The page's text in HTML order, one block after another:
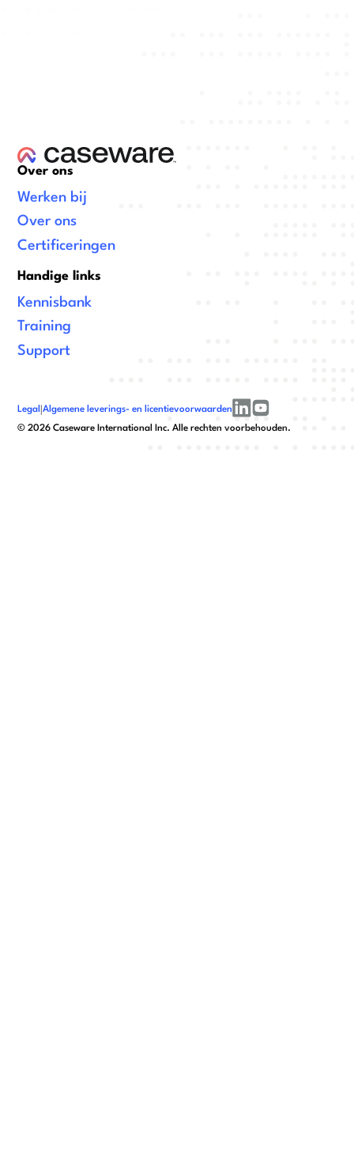
Over ons
Werken bij
Over ons
Certificeringen
Handige links
Kennisbank
Training
Support
©2026 Caseware International Inc. Alle rechten voorbehouden.
Legal |Algemene leverings- en licentievoorwaarden
linkedinyoutube